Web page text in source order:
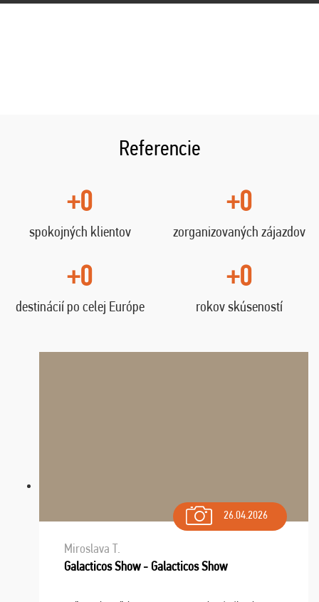
Referencie
+0
spokojných klientov
+0
zorganizovaných zájazdov
+0
destinácií po celej Európe
+0
rokov skúseností
26.04.2026
Miroslava T.
Galacticos Show - Galacticos Show